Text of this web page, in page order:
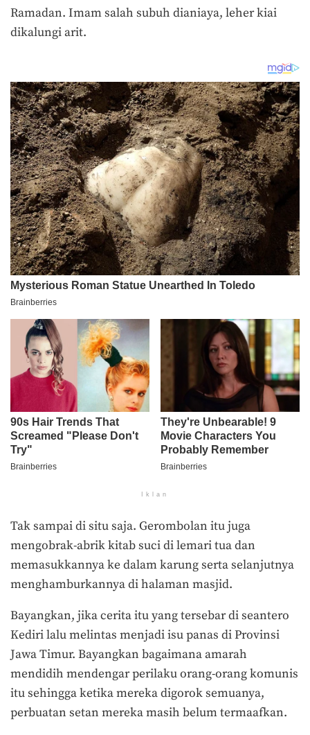
Ramadan. Imam salah subuh dianiaya, leher kiai
dikalungi arit.
Iklan
Tak sampai di situ saja. Gerombolan itu juga
mengobrak-abrik kitab suci di lemari tua dan
memasukkannya ke dalam karung serta selanjutnya
menghamburkannya di halaman masjid.
Bayangkan, jika cerita itu yang tersebar di seantero
Kediri lalu melintas menjadi isu panas di Provinsi
Jawa Timur. Bayangkan bagaimana amarah
mendidih mendengar perilaku orang-orang komunis
itu sehingga ketika mereka digorok semuanya,
perbuatan setan mereka masih belum termaafkan.